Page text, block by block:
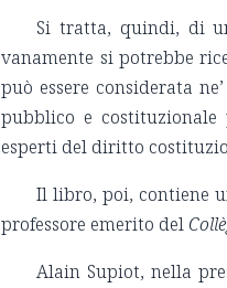
Si tratta, quindi, di
vanamente si potrebbe
può essere considerata
pubblico e costituzionale
esperti del diritto
Il libro, poi, contiene
professore emerito del
Alain Supiot, nella